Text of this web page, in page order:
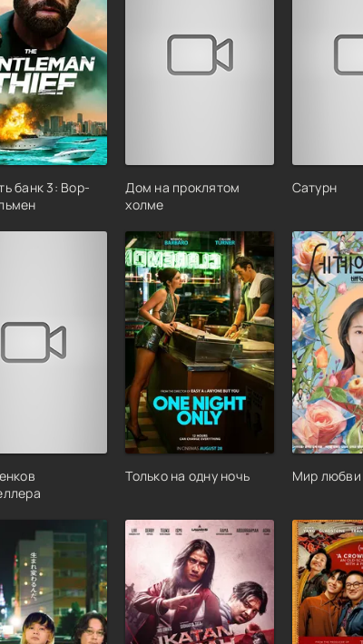
банк 3: Вор-
Дом на проклятом
холме
Сатурн
Только на одну ночь Мир любви